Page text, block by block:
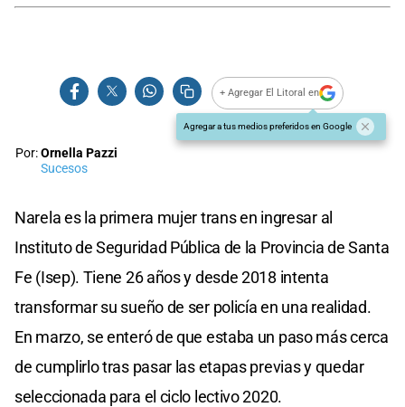
+ Agregar El Litoral en
Agregar a tus medios preferidos en Google
Por:Ornella Pazzi
Sucesos
Narela es la primera mujer trans en ingresar al
Instituto de Seguridad Pública de la Provincia de Santa
Fe (Isep). Tiene 26 años y desde 2018 intenta
transformar su sueño de ser policía en una realidad.
En marzo, se enteró de que estaba un paso más cerca
de cumplirlo tras pasar las etapas previas y quedar
seleccionada para el ciclo lectivo 2020.